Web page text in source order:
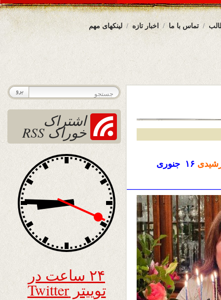
لینکهای مهم اخبار تازه تماس با ما
۱۶ جنوری
اشتراک
خوراک RSS
۲۴ ساعت در
توییتر Twitter